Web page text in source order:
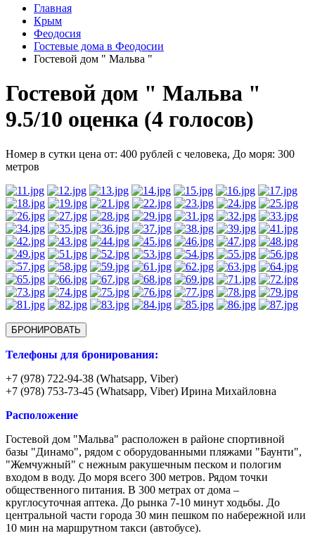
Главная
Крым
Феодосия
Гостевые дома в Феодосии
Гостевой дом " Мальва "
Гостевой дом " Мальва "
9.5/10 оценка (4 голосов)
Номер в сутки цена от: 400 рублей с человека, До моря: 300
метров
БРОНИРОВАТЬ
Телефоны для бронирования:
+7 (978) 722-94-38 (Whatsapp, Viber)
+7 (978) 753-73-45 (Whatsapp, Viber) Ирина Михайловна
Расположение
Гостевой дом "Мальва" расположен в районе спортивной
базы "Динамо", рядом с оборудованными пляжами "Баунти",
"Жемчужный" с нежным ракушечным песком и пологим
входом в воду. До моря всего 300 метров. Рядом точки
общественного питания. В 300 метрах от дома –
круглосуточная аптека. До рынка 7-10 минут ходьбы. До
центральной части города 30 мин пешком по набережной или
10 мин на маршрутном такси (автобусе).